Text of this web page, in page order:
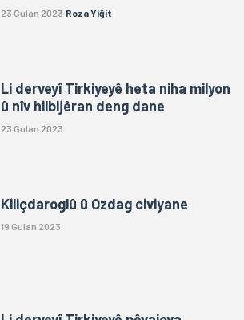
23 Gulan 2023 Roza Yiğit
Li derveyî Tirkiyeyê heta niha milyon
û nîv hilbijêran deng dane
23 Gulan 2023
Kiliçdaroglû û Ozdag civiyane
19 Gulan 2023